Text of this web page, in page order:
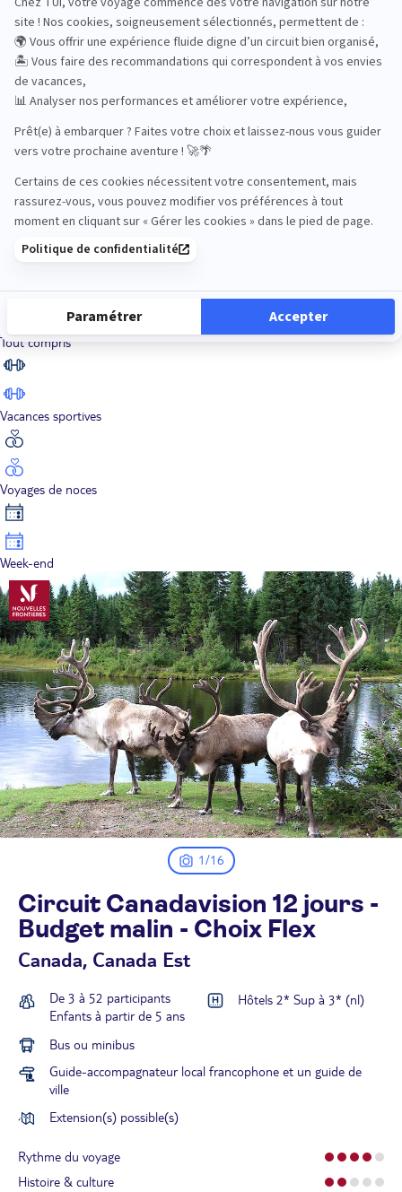
Road Trips
Sénior
Tout compris
Vacances sportives
Voyages de noces
Week-end
1/16
Circuit Canadavision 12 jours -
Budget malin - Choix Flex
Canada, Canada Est
De 3 à 52 participants
Enfants à partir de 5 ans
Hôtels 2* Sup à 3* (nl)
Bus ou minibus
Guide-accompagnateur local francophone et un guide de
ville
Extension(s) possible(s)
Rythme du voyage
Histoire & culture